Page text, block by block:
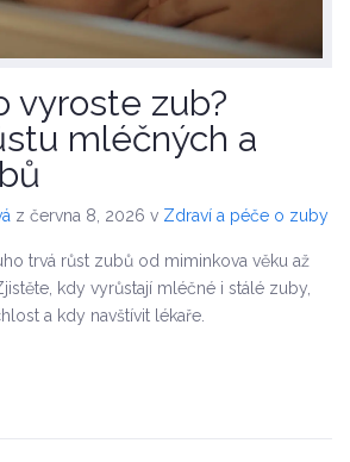
vyroste zub?
mléčných a
z června 8, 2026 v Zdraví a péče o zuby
trvá růst zubů od miminkova věku až
kdy vyrůstají mléčné i stálé zuby,
a kdy navštívit lékaře.